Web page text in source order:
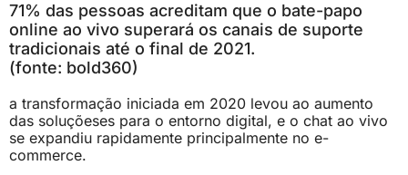
71% das pessoas acreditam que o bate-papo
online ao vivo superará os canais de suporte
tradicionais até o final de 2021.
(fonte: bold360)
a transformação iniciada em 2020 levou ao aumento
das soluçõeses para o entorno digital, e o chat ao vivo
se expandiu rapidamente principalmente no e-
commerce.